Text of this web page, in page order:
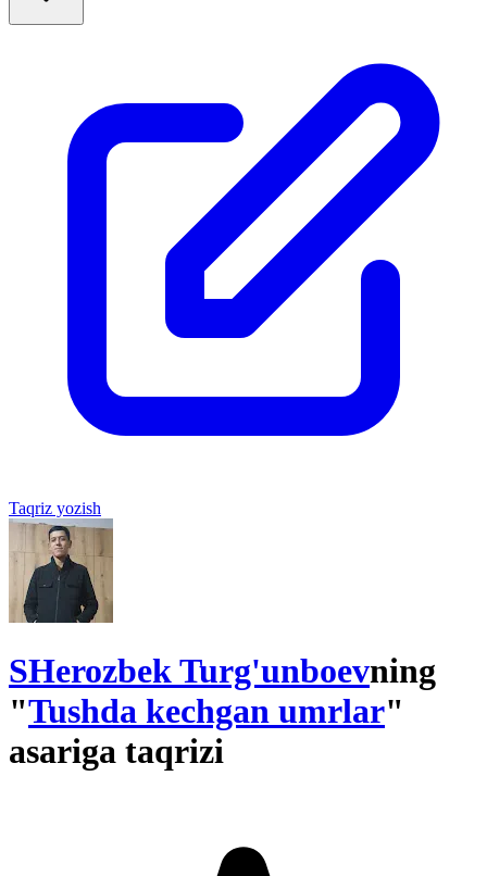
Taqriz yozish
SHerozbek Turg'unboevning
"Tushda kechgan umrlar"
asariga taqrizi